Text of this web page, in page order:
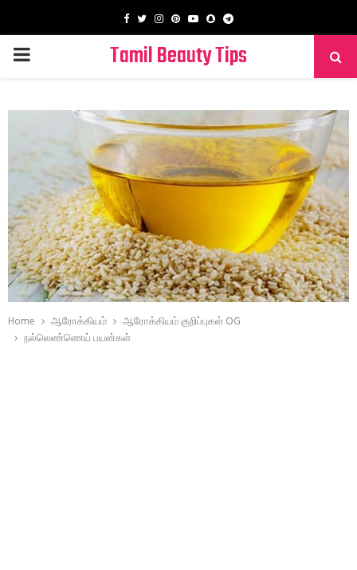
Facebook
TwitterInstagram
PinterestYoutube
SnapchatTelegram
PRIMARY
Tamil Beauty Tips
Home ஆரோக்கியம்
ஆரோக்கியம் குறிப்புகள் OG
நல்லெண்ணெய் பயன்கள்